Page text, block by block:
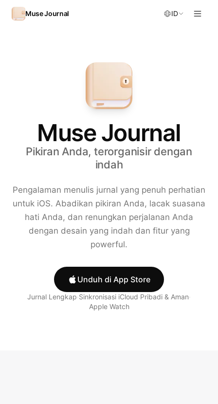
Skip to content
Muse Journal ID
Muse Journal
Pikiran Anda, terorganisir dengan
indah
Pengalaman menulis jurnal yang penuh perhatian
untuk iOS. Abadikan pikiran Anda, lacak suasana
hati Anda, dan renungkan perjalanan Anda
dengan desain yang indah dan fitur yang
powerful.
Unduh di App Store
Jurnal Lengkap·Sinkronisasi iCloud·Pribadi & Aman·
Apple Watch